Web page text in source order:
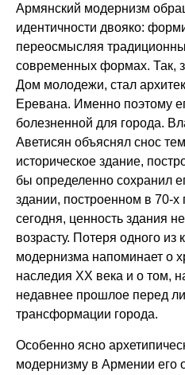
Армянский модернизм
идентичности двояко:
переосмысляя
современных формах. Так,
Дом молодежи, стал
Еревана. Именно поэтому
болезненной для города.
Аветисян объяснял снос
историческое здание,
бы определенно сохранил
здании, построенном в 70-х
сегодня, ценность здания
возрасту. Потеря одного
модернизма напоминает о
наследия XX века и о том,
недавнее прошлое перед
трансформации города.
Особенно ясно
модернизму в Армении его